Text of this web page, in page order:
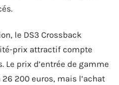
le DS3 Crossback
prix attractif compte
Le prix d’entrée de gamme
200 euros, mais l’achat